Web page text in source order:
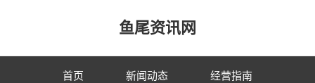
鱼尾资讯网
首页 新闻动态 经营指南